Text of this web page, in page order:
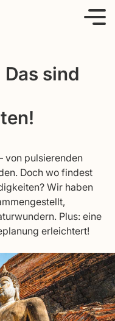
sind
von pulsierenden
Doch wo findest
Wir haben
Plus: eine
erleichtert!